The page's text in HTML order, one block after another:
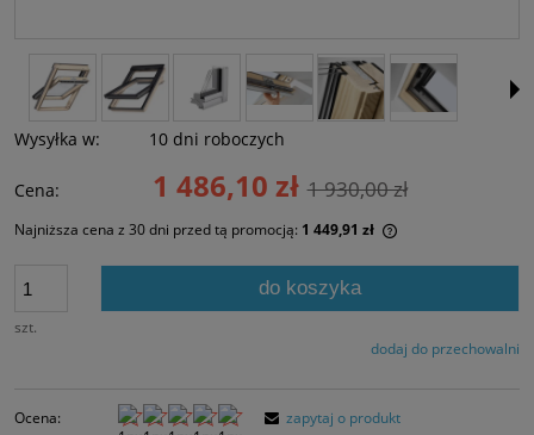
Wysyłka w: 10 dni roboczych
Cena: 1 486,10 zł 1 930,00 zł
Najniższa cena z 30 dni przed tą promocją: 1 449,91 zł
szt.
do koszyka
dodaj do przechowalni
Ocena:
zapytaj o produkt